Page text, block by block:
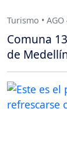
Turismo •
Comuna
de